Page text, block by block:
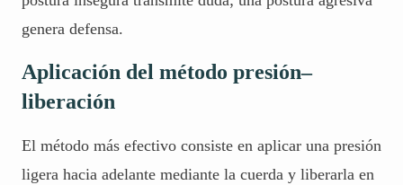
genera defensa.
Aplicación del método presión–
liberación
El método más efectivo consiste en aplicar una presión
ligera hacia adelante mediante la cuerda y liberarla en